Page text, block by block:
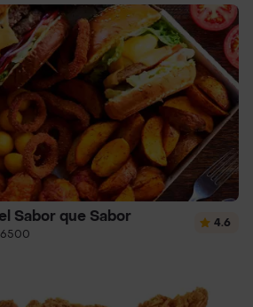
Sabor que Sabor 4.6